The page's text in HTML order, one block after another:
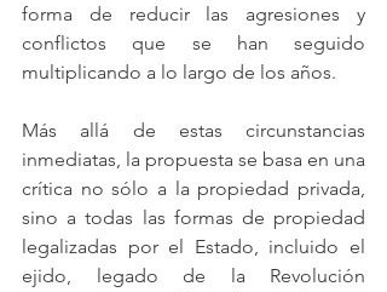
forma de reducir las agresiones y
conflictos que se han seguido
multiplicando a lo largo de los años.
Más allá de estas circunstancias
inmediatas, la propuesta se basa en una
crítica no sólo a la propiedad privada,
sino a todas las formas de propiedad
legalizadas por el Estado, incluido el
ejido, legado de la Revolución